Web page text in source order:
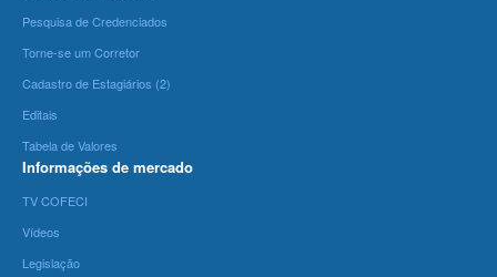
Pesquisa de Credenciados
Torne-se um Corretor
Cadastro de Estagiários (2)
Editais
Tabela de Valores
Informações de mercado
TV COFECI
Vídeos
Legislação